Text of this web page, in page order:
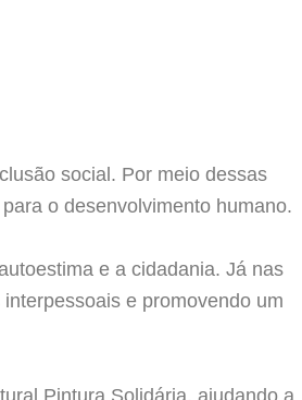
social. Por meio dessas
o desenvolvimento humano.
e a cidadania. Já nas
e promovendo um
Pintura Solidária, ajudando a